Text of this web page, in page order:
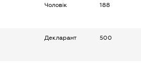
Чоловік 188
Декларант 500